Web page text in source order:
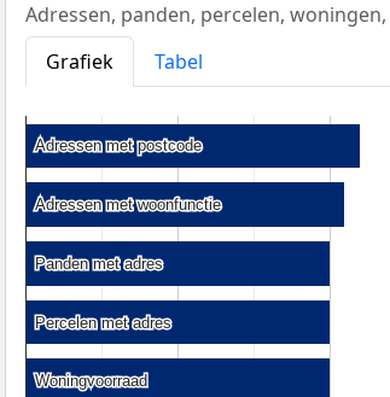
Adressen, panden, percelen,
Grafiek
Tabel
Adressen met postcode
Adressen met postcode
Adressen met woonfunctie
Adressen met woonfunctie
Panden met adres
Panden met adres
Percelen met adres
Percelen met adres
Woningvoorraad
Woningvoorraad